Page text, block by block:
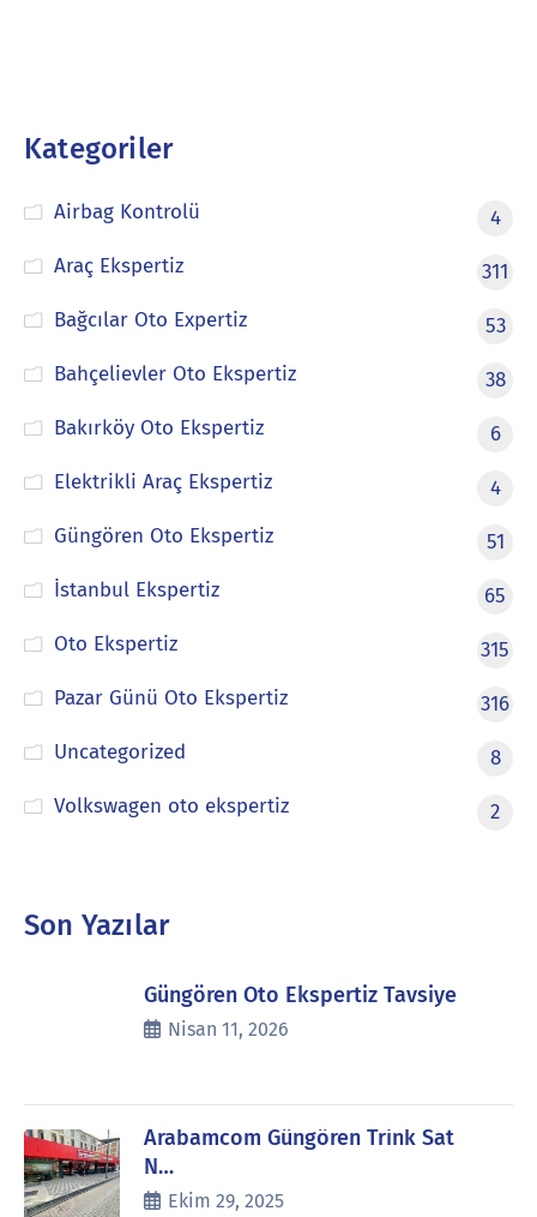
Kategoriler
Airbag Kontrolü
4
Araç Ekspertiz
311
Bağcılar Oto Expertiz
53
Bahçelievler Oto Ekspertiz
38
Bakırköy Oto Ekspertiz
6
Elektrikli Araç Ekspertiz
4
Güngören Oto Ekspertiz
51
İstanbul Ekspertiz
65
Oto Ekspertiz
315
Pazar Günü Oto Ekspertiz
316
Uncategorized
8
Volkswagen oto ekspertiz
2
Son Yazılar
Güngören Oto Ekspertiz Tavsiye
Nisan 11, 2026
Arabamcom Güngören Trink Sat
N…
Ekim 29, 2025